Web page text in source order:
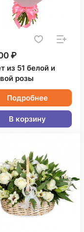
₽
из 51 белой и
розы
Подробнее
В корзину